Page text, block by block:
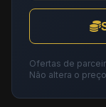
Ofertas de
Não altera o